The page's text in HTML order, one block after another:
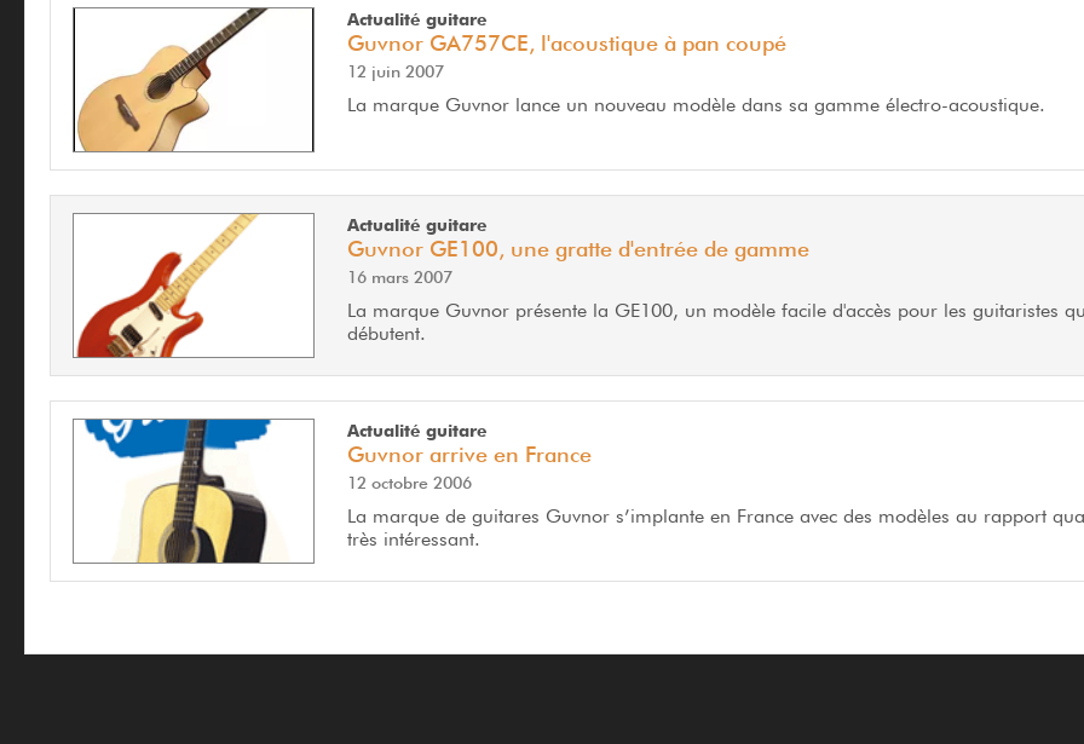
Actualité guitare
Guvnor GA757CE, l'acoustique à pan coupé
12 juin 2007
La marque Guvnor lance un nouveau modèle dans sa gamme électro-acoustique.
Actualité guitare
Guvnor GE100, une gratte d'entrée de gamme
16 mars 2007
La marque Guvnor présente la GE100, un modèle facile d'accès pour les guitaristes
débutent.
Actualité guitare
Guvnor arrive en France
12 octobre 2006
La marque de guitares Guvnor s’implante en France avec des modèles au rapport
très intéressant.